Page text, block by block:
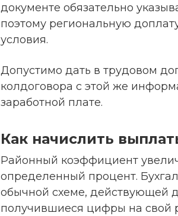
документе обязательно
поэтому региональную
условия.
Допустимо дать в трудовом
колдоговора с этой же
заработной плате.
Как начислить
Районный коэффициент
определенный процент.
обычной схеме, действующей
получившиеся цифры на свой